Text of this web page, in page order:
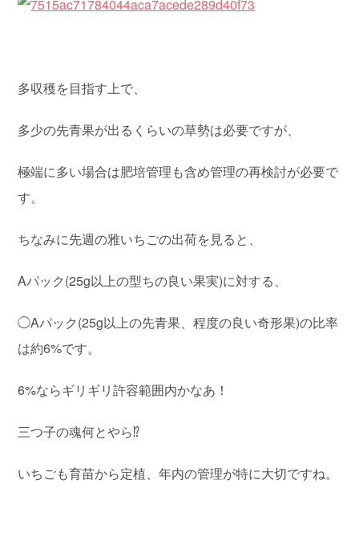
多収穫を目指す上で、
多少の先青果が出るくらいの草勢は必要ですが、
極端に多い場合は肥培管理も含め管理の再検討が必要で
す。
ちなみに先週の雅いちごの出荷を見ると、
Aパック(25g以上の型ちの良い果実)に対する、
◯Aパック(25g以上の先青果、程度の良い奇形果)の比率
は約6%です。
6%ならギリギリ許容範囲内かなあ！
三つ子の魂何とやら⁉︎
いちごも育苗から定植、年内の管理が特に大切ですね。